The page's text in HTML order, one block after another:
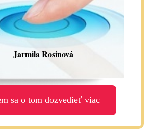
Jarmila Rosinová
sa o tom dozvedieť viac